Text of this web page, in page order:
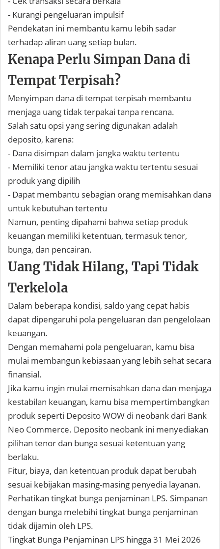
- Kurangi pengeluaran impulsif
Pendekatan ini membantu kamu lebih sadar
terhadap aliran uang setiap bulan.
Kenapa Perlu Simpan Dana di
Tempat Terpisah?
Menyimpan dana di tempat terpisah membantu
menjaga uang tidak terpakai tanpa rencana.
Salah satu opsi yang sering digunakan adalah
deposito, karena:
- Dana disimpan dalam jangka waktu tertentu
- Memiliki tenor atau jangka waktu tertentu sesuai
produk yang dipilih
- Dapat membantu sebagian orang memisahkan dana
untuk kebutuhan tertentu
Namun, penting dipahami bahwa setiap produk
keuangan memiliki ketentuan, termasuk tenor,
bunga, dan pencairan.
Uang Tidak Hilang, Tapi Tidak
Terkelola
Dalam beberapa kondisi, saldo yang cepat habis
dapat dipengaruhi pola pengeluaran dan pengelolaan
keuangan.
Dengan memahami pola pengeluaran, kamu bisa
mulai membangun kebiasaan yang lebih sehat secara
finansial.
Jika kamu ingin mulai memisahkan dana dan menjaga
kestabilan keuangan, kamu bisa mempertimbangkan
produk seperti Deposito WOW di neobank dari Bank
Neo Commerce. Deposito neobank ini menyediakan
pilihan tenor dan bunga sesuai ketentuan yang
berlaku.
Fitur, biaya, dan ketentuan produk dapat berubah
sesuai kebijakan masing-masing penyedia layanan.
Perhatikan tingkat bunga penjaminan LPS. Simpanan
dengan bunga melebihi tingkat bunga penjaminan
tidak dijamin oleh LPS.
Tingkat Bunga Penjaminan LPS hingga 31 Mei 2026